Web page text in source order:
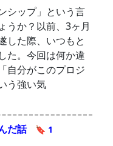
シップ」という言
うか？以前、3ヶ月
した際、いつもと
た。今回は何か違
自分がこのプロジ
う強い気
だ話 🔖 1